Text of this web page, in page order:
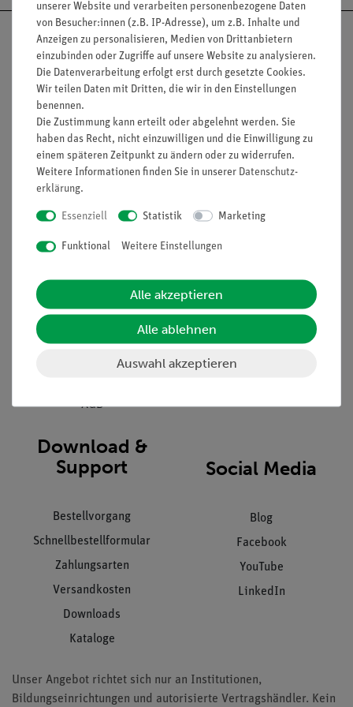
Nach oben
Informationen
Unternehmen
Stellenangebote
Kontakt
Hinweisgeberschutz
AGB
Service
Übersicht Service
Einräumservice
Inbetriebnahme & Schulungen
Download &
Support
Bestellvorgang
Schnellbestellformular
Zahlungsarten
Versandkosten
Downloads
Kataloge
Social Media
Blog
Facebook
YouTube
LinkedIn
Unser Angebot richtet sich nur an Institutionen,
Bildungseinrichtungen und autorisierte Vertragshändler. Kein
unserer Website und verarbeiten personenbezogene Daten
von Besucher:innen (z.B. IP-Adresse), um z.B. Inhalte und
Anzeigen zu personalisieren, Medien von Drittanbietern
einzubinden oder Zugriffe auf unsere Website zu analysieren.
Die Datenverarbeitung erfolgt erst durch gesetzte Cookies.
Wir teilen Daten mit Dritten, die wir in den Einstellungen
benennen.
Die Zustimmung kann erteilt oder abgelehnt werden. Sie
haben das Recht, nicht einzuwilligen und die Einwilligung zu
einem späteren Zeitpunkt zu ändern oder zu widerrufen.
Weitere Informationen finden Sie in unserer Daten­schutz­
erklärung.
Essenziell Statistik Marketing
Funktional Weitere Einstellungen
Alle akzeptieren
Alle ablehnen
Auswahl akzeptieren